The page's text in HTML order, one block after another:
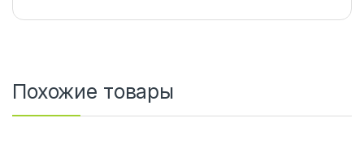
Похожие товары